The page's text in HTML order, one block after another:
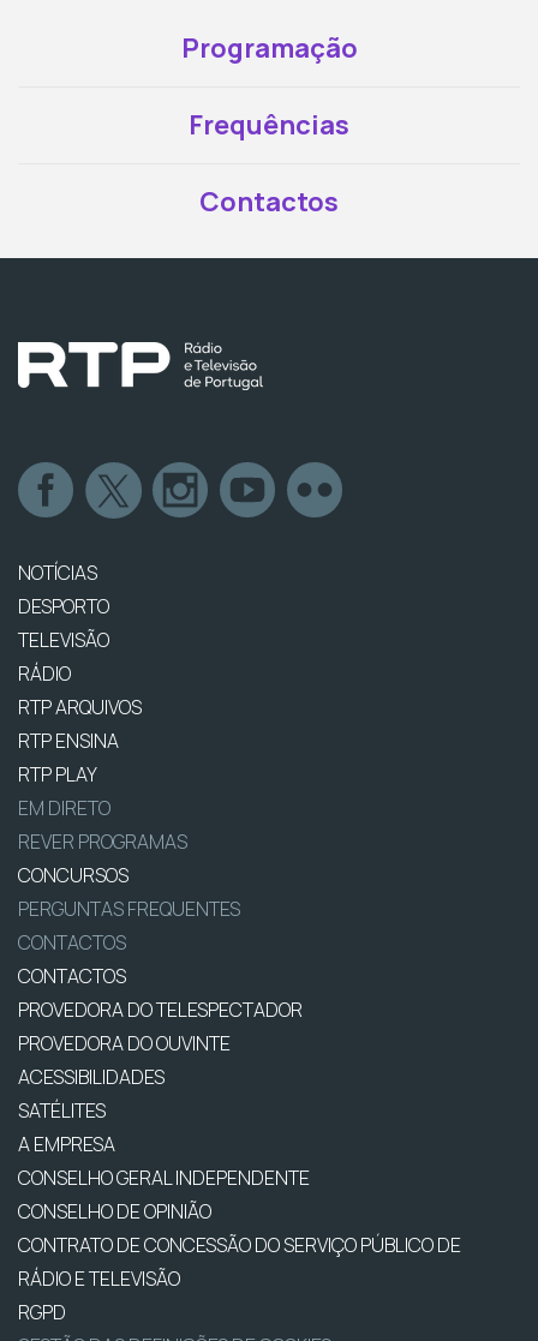
Programação
Frequências
Contactos
NOTÍCIAS
DESPORTO
TELEVISÃO
RÁDIO
RTP ARQUIVOS
RTP ENSINA
RTP PLAY
EM DIRETO
REVER PROGRAMAS
CONCURSOS
PERGUNTAS FREQUENTES
CONTACTOS
CONTACTOS
PROVEDORA DO TELESPECTADOR
PROVEDORA DO OUVINTE
ACESSIBILIDADES
SATÉLITES
A EMPRESA
CONSELHO GERAL INDEPENDENTE
CONSELHO DE OPINIÃO
CONTRATO DE CONCESSÃO DO SERVIÇO PÚBLICO DE
RÁDIO E TELEVISÃO
RGPD